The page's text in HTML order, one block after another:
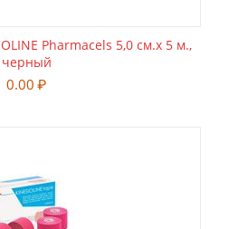
Pharmacels 5,0 см.х 5 м.,
черный
0.00 ₽